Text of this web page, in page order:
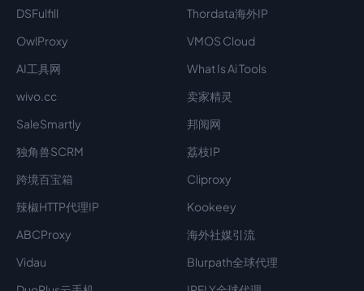
DSFulfill
Thordata海外IP
OwlProxy
VMOS Cloud
AI工具网
What Is Ai Tools
wivo.cc
卖家精灵
SaleSmartly
邦阅网
独角兽SCRM
荔枝IP
跨境百宝箱
Cliproxy
辣椒HTTP代理IP
Kookeey
ABCProxy
海外社媒引流
Vidau
Blurpath全球代理